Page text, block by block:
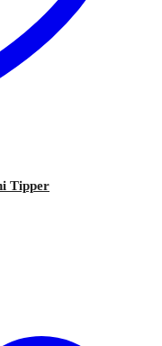
Tipper